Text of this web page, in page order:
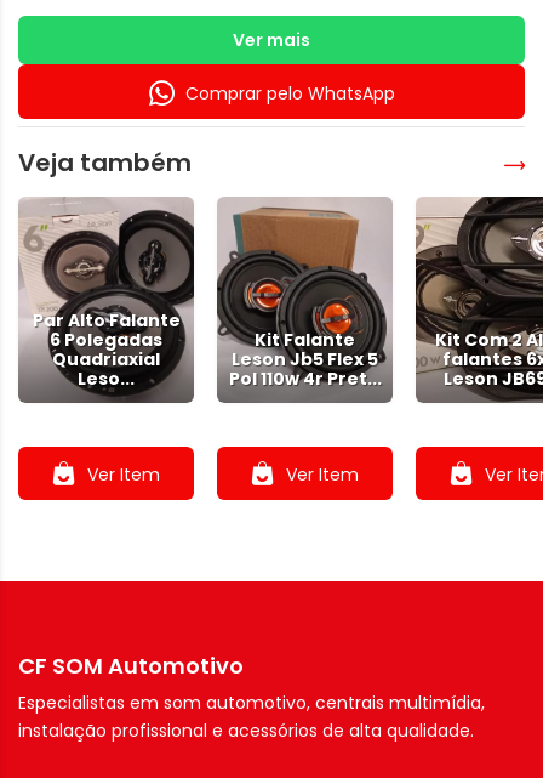
Ver mais
Comprar pelo WhatsApp
Veja também
Par Alto Falante
6 Polegadas
Quadriaxial
Leso...
Ver Item
Kit Falante
Leson Jb5 Flex 5
Pol 110w 4r Pret...
Ver Item
Kit Com 2
falantes
Leson
Ver
CF SOM Automotivo
Especialistas em som automotivo, centrais multimídia,
instalação profissional e acessórios de alta qualidade.